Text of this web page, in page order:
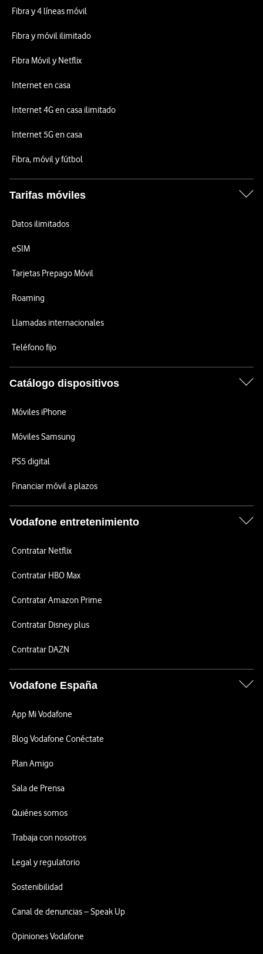
Fibra y 4 líneas móvil
Fibra y móvil ilimitado
Fibra Móvil y Netflix
Internet en casa
Internet 4G en casa ilimitado
Internet 5G en casa
Fibra, móvil y fútbol
Tarifas móviles
Datos ilimitados
eSIM
Tarjetas Prepago Móvil
Roaming
Llamadas internacionales
Teléfono fijo
Catálogo dispositivos
Móviles iPhone
Móviles Samsung
PS5 digital
Financiar móvil a plazos
Vodafone entretenimiento
Contratar Netflix
Contratar HBO Max
Contratar Amazon Prime
Contratar Disney plus
Contratar DAZN
Vodafone España
App Mi Vodafone
Blog Vodafone Conéctate
Plan Amigo
Sala de Prensa
Quiénes somos
Trabaja con nosotros
Legal y regulatorio
Sostenibilidad
Canal de denuncias – Speak Up
Opiniones Vodafone